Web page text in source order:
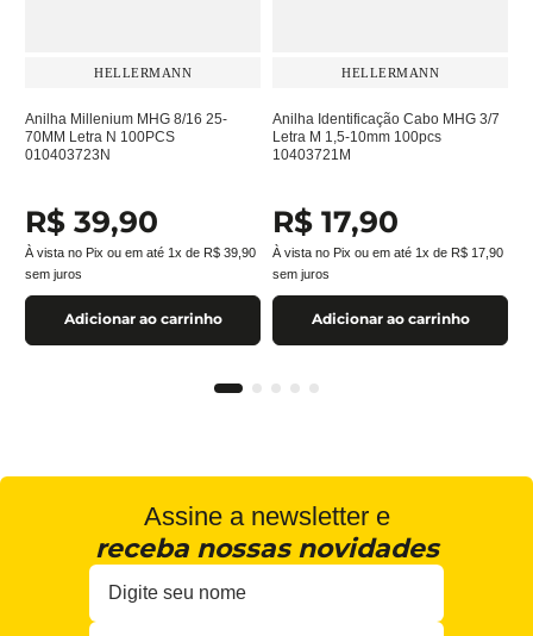
HELLERMANN
Anilha Millenium MHG 8/16 25-
70MM Letra N 100PCS
010403723N
R$ 39,90
À vista no Pix ou em até 1x de R$ 39 90
sem juros
Adicionar ao carrinho
HELLERMANN
Anilha Identificação Cabo MHG 3/7
Letra M 1,5-10mm 100pcs
10403721M
R$ 17,90
À vista no Pix ou em até 1x de R$ 17 90
sem juros
Adicionar ao carrinho
Assine a newsletter e
receba nossas novidades